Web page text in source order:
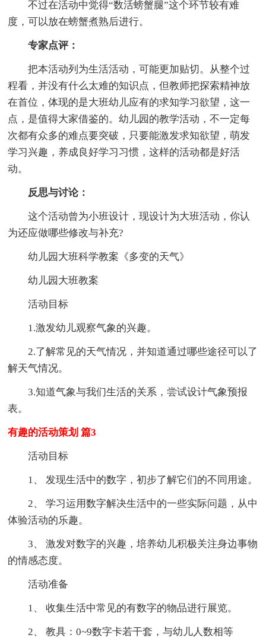
不过在活动中觉得“数活螃蟹腿”这个环节较有难
度，可以放在螃蟹煮熟后进行。
专家点评：
把本活动列为生活活动，可能更加贴切。从整个过
程看，并没有什么太难的知识点，但教师把探索精神放
在首位，体现的是大班幼儿应有的求知学习欲望，这一
点，是值得大家借鉴的。幼儿园的教学活动，不一定每
次都有众多的难点要突破，只要能激发求知欲望，萌发
学习兴趣，养成良好学习习惯，这样的活动都是好活
动。
反思与讨论：
这个活动曾为小班设计，现设计为大班活动，你认
为还应做哪些修改与补充?
幼儿园大班科学教案《多变的天气》
幼儿园大班教案
活动目标
1.激发幼儿观察气象的兴趣。
2.了解常见的天气情况，并知道通过哪些途径可以了
解天气情况。
3.知道气象与我们生活的关系，尝试设计气象预报
表。
有趣的活动策划 篇3
活动目标
1、 发现生活中的数字，初步了解它们的不同用途。
2、 学习运用数字解决生活中的一些实际问题，从中
体验活动的乐趣。
3、 激发对数字的兴趣，培养幼儿积极关注身边事物
的情感态度。
活动准备
1、 收集生活中常见的有数字的物品进行展览。
2、 教具：0~9数字卡若干套，与幼儿人数相等